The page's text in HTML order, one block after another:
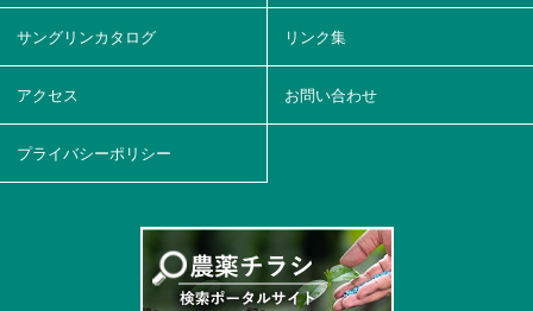
サングリンカタログ リンク集
アクセス お問い合わせ
プライバシーポリシー